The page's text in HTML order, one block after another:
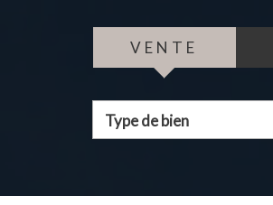
VENTE
Type de bien